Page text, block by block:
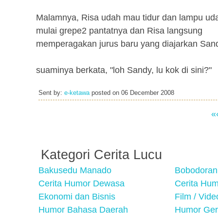
Malamnya, Risa udah mau tidur dan lampu
mulai grepe2 pantatnya dan Risa langsung
memperagakan jurus baru yang diajarkan
suaminya berkata, "loh Sandy, lu kok di sini?"
Sent by: e-ketawaposted on 06 December 2008
Kategori Cerita Lucu
Bakusedu Manado
Cerita Humor Dewasa
Cerita
Ekonomi dan Bisnis
Film /
Humor Bahasa Daerah
Humor